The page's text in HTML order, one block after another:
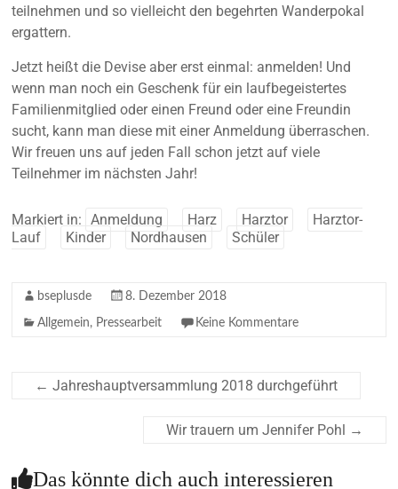
teilnehmen und so vielleicht den begehrten Wanderpokal
ergattern.
Jetzt heißt die Devise aber erst einmal: anmelden! Und
wenn man noch ein Geschenk für ein laufbegeistertes
Familienmitglied oder einen Freund oder eine Freundin
sucht, kann man diese mit einer Anmeldung überraschen.
Wir freuen uns auf jeden Fall schon jetzt auf viele
Teilnehmer im nächsten Jahr!
Markiert in: Anmeldung Harz Harztor
Harztor-
Lauf
Kinder Nordhausen Schüler
bseplusde 8. Dezember 2018
Allgemein, Pressearbeit Keine Kommentare
← Jahreshauptversammlung 2018 durchgeführt
Wir trauern um Jennifer Pohl →
Das könnte dich auch interessieren